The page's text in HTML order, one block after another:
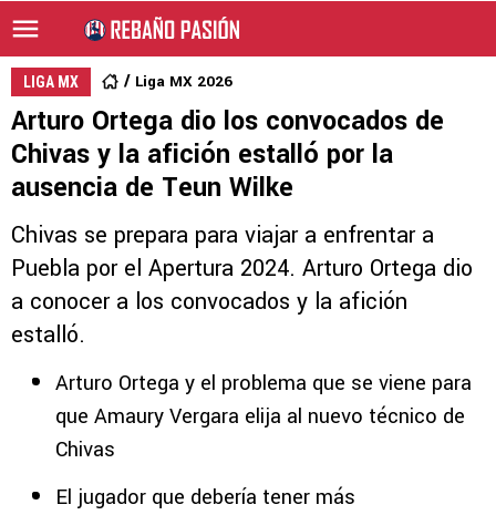
LIGA MX Liga MX 2026
Arturo Ortega dio los convocados de
Chivas y la afición estalló por la
ausencia de Teun Wilke
Chivas se prepara para viajar a enfrentar a
Puebla por el Apertura 2024. Arturo Ortega dio
a conocer a los convocados y la afición
estalló.
Arturo Ortega y el problema que se viene para
que Amaury Vergara elija al nuevo técnico de
Chivas
El jugador que debería tener más